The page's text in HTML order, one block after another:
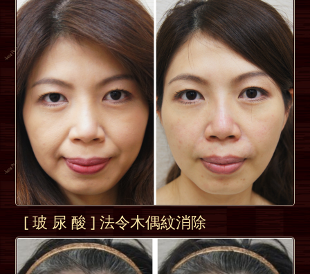
[ 玻 尿 酸 ] 法令木偶紋消除